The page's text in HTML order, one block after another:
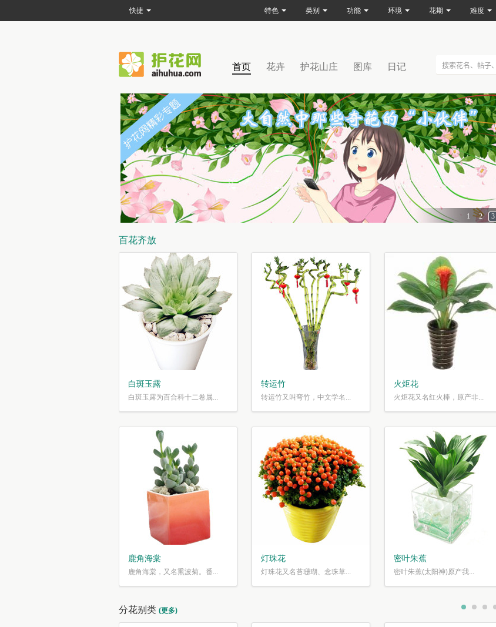
首页 花卉 护花山庄 图库 日记
1 2 3
百花齐放
白斑玉露
白斑玉露为百合科十二卷属...
转运竹
转运竹又叫弯竹，中文学名...
火炬花
火炬花又名红火棒，原产非...
鹿角海棠
鹿角海棠，又名熏波菊。番...
灯珠花
灯珠花又名苔珊瑚、念珠草...
密叶朱蕉
密叶朱蕉(太阳神)原产我...
分花别类 (更多)
快捷 特色 类别 功能 环境 花期 难度